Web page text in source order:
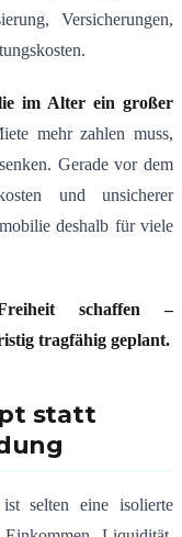
Versicherungen,
im Alter ein großer
mehr zahlen muss,
Gerade vor dem
und unsicherer
deshalb für viele
schaffen –
tragfähig geplant.
statt
selten eine isolierte